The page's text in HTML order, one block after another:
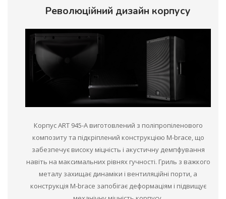
Революційний дизайн корпусу
Корпус ART 945-A виготовлений з поліпропіленового
композиту та підкріплений конструкцією M-brace, що
забезпечує високу міцність і акустичну демпфування
навіть на максимальних рівнях гучності. Гриль з важкого
металу захищає динаміки і вентиляційні порти, а
конструкція M-brace запобігає деформаціям і підвищує